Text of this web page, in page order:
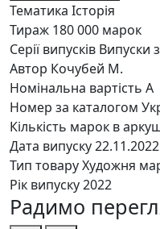
Тематика Історія
Тираж 180 000 марок
Серії випусків Випуски
Автор Кочубей М.
Номінальна вартість A
Номер за каталогом
Кількість марок в
Дата випуску22.11.2022
Тип товаруХудожня
Рік випуску2022
Радимо